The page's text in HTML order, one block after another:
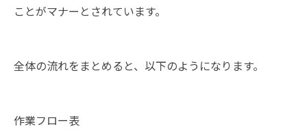
ことがマナーとされています。
全体の流れをまとめると、以下のようになります。
作業フロー表